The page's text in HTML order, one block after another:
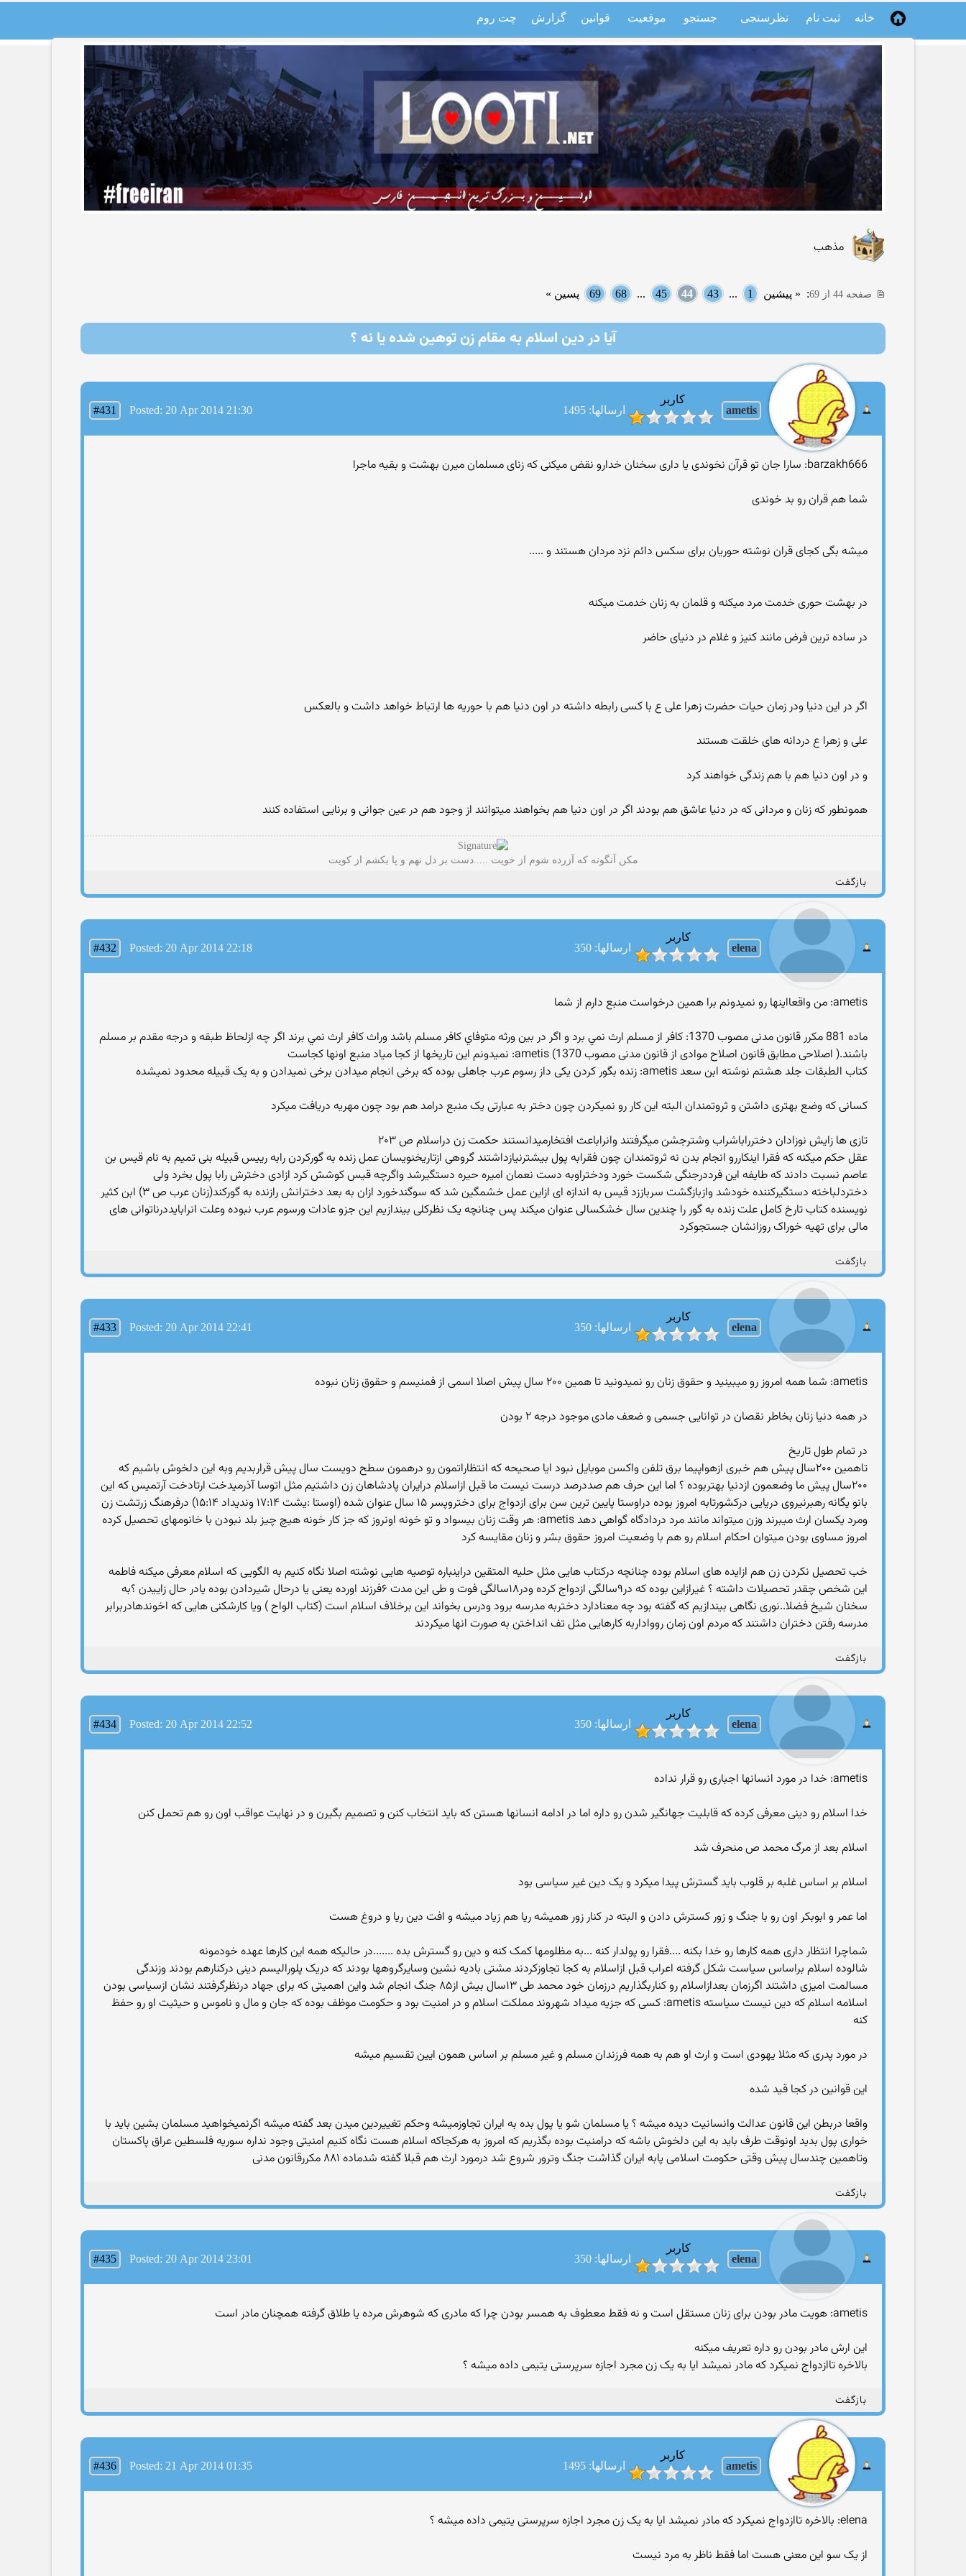
خانه ثبت نام نظرسنجی جستجو موقعیت قوانین گزارش چت روم
مذهب
صفحه 44 از 69 : « پیشین 1
...
43
44
45
...
68
69 پسین »
آیا در دین اسلام به مقام زن توهین شده یا نه ؟
ametis
کاربر
ارسالها: 1495
#431 Posted: 20 Apr 2014 21:30
barzakh666: سارا جان تو قرآن نخوندی یا داری سخنان خدارو نقض میکنی که زنای مسلمان میرن بهشت و بقیه ماجرا
شما هم قران رو بد خوندی
میشه بگی کجای قران نوشته حوریان برای سکس دائم نزد مردان هستند و .....
در بهشت حوری خدمت مرد میکنه و قلمان به زنان خدمت میکنه
در ساده ترین فرض مانند کنیز و غلام در دنیای حاضر
اگر در این دنیا ودر زمان حیات حضرت زهرا علی ع با کسی رابطه داشته در اون دنیا هم با حوریه ها ارتباط خواهد داشت و بالعکس
علی و زهرا ع دردانه های خلقت هستند
و در اون دنیا هم با هم زندگی خواهند کرد
همونطور که زنان و مردانی که در دنیا عاشق هم بودند اگر در اون دنیا هم بخواهند میتوانند از وجود هم در عین جوانی و برنایی استفاده کنند
مکن آنگونه که آزرده شوم از خویت .....دست بر دل نهم و پا بکشم از کویت
بازگفت
elena
کاربر
ارسالها: 350
#432 Posted: 20 Apr 2014 22:18
ametis: من واقعااینها رو نمیدونم برا همین درخواست منبع دارم از شما
ماده 881 مکرر قانون مدنی مصوب 1370: كافر از مسلم ارث نمي برد و اگر در بين ورثه متوفاي كافر مسلم باشد وراث كافر ارث نمي برند اگر چه ازلحاظ طبقه و درجه مقدم بر مسلم
باشند.( اصلاحی مطابق قانون اصلاح موادی از قانون مدنی مصوب 1370) ametis: نمیدونم این تاریخها از کجا میاد منبع اونها کجاست
کتاب الطبقات جلد هشتم نوشته ابن سعد ametis: زنده بگور کردن یکی داز رسوم عرب جاهلی بوده که برخی انجام میدادن برخی نمیدادن و به یک قبیله محدود نمیشده
کسانی که وضع بهتری داشتن و ثروتمندان البته این کار رو نمیکردن چون دختر به عبارتی یک منبع درامد هم بود چون مهریه دریافت میکرد
تازی ها زایش نوزادان دخترراباشراب وشترجشن میگرفتند وانراباعث افتخارمیدانستند حکمت زن دراسلام ص ۲۰۳
عقل حکم میکنه که فقرا اینکاررو انجام بدن نه ثروتمندان چون فقرابه پول بیشترنیازداشتند گروهی ازتاریخنویسان عمل زنده به گورکردن رابه رییس قبیله بنی تمیم به نام قیس بن
عاصم نسبت دادند که طایفه این فرددرجنگی شکست خورد ودختراوبه دست نعمان امیره حیره دستگیرشد واگرچه قیس کوشش کرد ازادی دخترش رابا پول بخرد ولی
دختردلباخته دستگیرکننده خودشد وازبازگشت سرباززد قیس به اندازه ای ازاین عمل خشمگین شد که سوگندخورد ازان به بعد دخترانش رازنده به گورکند(زنان عرب ص ۳) ابن کثیر
نویسنده کتاب تارخ کامل علت زنده به گور را چندین سال خشکسالی عنوان میکند پس چنانچه یک نظرکلی بیندازیم این جزو عادات ورسوم عرب نبوده وعلت انرابایددرناتوانی های
مالی برای تهیه خوراک روزانشان جستجوکرد
بازگفت
elena
کاربر
ارسالها: 350
#433 Posted: 20 Apr 2014 22:41
ametis: شما همه امروز رو میبینید و حقوق زنان رو نمیدونید تا همین ۲۰۰ سال پیش اصلا اسمی از فمنیسم و حقوق زنان نبوده
در همه دنیا زنان بخاطر نقصان در توانایی جسمی و ضعف مادی موجود درجه ۲ بودن
در تمام طول تاریخ
تاهمین ۲۰۰سال پیش هم خبری ازهواپیما برق تلفن واکسن موبایل نبود ایا صحیحه که انتظاراتمون رو درهمون سطح دویست سال پیش قراربدیم وبه این دلخوش باشیم که
۲۰۰سال پیش ما وضعمون ازدنیا بهتربوده ؟ اما این حرف هم صددرصد درست نیست ما قبل ازاسلام درایران پادشاهان زن داشتیم مثل اتوسا آذرمیدخت ارتادخت آرتمیس که این
بانو یگانه رهبرنیروی دریایی درکشورتابه امروز بوده دراوستا پایین ترین سن برای ازدواج برای دختروپسر ۱۵ سال عنوان شده (اوستا :یشت ۱۷:۱۴ وندیداد ۱۵:۱۴) درفرهنگ زرتشت زن
ومرد یکسان ارث میبرند وزن میتواند مانند مرد دردادگاه گواهی دهد ametis: هر وقت زنان بیسواد و تو خونه اونروز که جز کار خونه هیچ چیز بلد نبودن با خانومهای تحصیل کرده
امروز مساوی بودن میتوان احکام اسلام رو هم با وضعیت امروز حقوق بشر و زنان مقایسه کرد
خب تحصیل نکردن زن هم ازایده های اسلام بوده چنانچه درکتاب هایی مثل حلیه المتقین دراینباره توصیه هایی نوشته اصلا نگاه کنیم به الگویی که اسلام معرفی میکنه فاطمه
این شخص چقدر تحصیلات داشته ؟ غیرازاین بوده که در۹سالگی ازدواج کرده ودر۱۸سالگی فوت و طی این مدت ۶فرزند اورده یعنی یا درحال شیردادن بوده یادر حال زاییدن ؟به
سخنان شیخ فضلا..نوری نگاهی بیندازیم که گفته بود چه معنادارد دختربه مدرسه برود ودرس بخواند این برخلاف اسلام است (کتاب الواح ) ویا کارشکنی هایی که اخوندهادربرابر
مدرسه رفتن دختران داشتند که مردم اون زمان روواداربه کارهایی مثل تف انداختن به صورت انها میکردند
بازگفت
elena
کاربر
ارسالها: 350
#434 Posted: 20 Apr 2014 22:52
ametis: خدا در مورد انسانها اجباری رو قرار نداده
خدا اسلام رو دینی معرفی کرده که قابلیت جهانگیر شدن رو داره اما در ادامه انسانها هستن که باید انتخاب کنن و تصمیم بگیرن و در نهایت عواقب اون رو هم تحمل کنن
اسلام بعد از مرگ محمد ص منحرف شد
اسلام بر اساس غلبه بر قلوب باید گسترش پیدا میکرد و یک دین غیر سیاسی بود
اما عمر و ابوبکر اون رو با جنگ و زور کسترش دادن و البته در کنار زور همیشه ریا هم زیاد میشه و افت دین ریا و دروغ هست
شماچرا انتظار داری همه کارها رو خدا بکنه ....فقرا رو پولدار کنه ...به مظلومها کمک کنه و دین رو گسترش بده .......در حالیکه همه این کارها عهده خودمونه
شالوده اسلام براساس سیاست شکل گرفته اعراب قبل ازاسلام به کجا تجاوزکردند مشتی بادیه نشین وسایرگروهها بودند که دریک پلورالیسم دینی درکنارهم بودند وزندگی
مسالمت امیزی داشتند اگرزمان بعدازاسلام رو کناربگذاریم درزمان خود محمد طی ۱۳سال بیش از۸۵ جنگ انجام شد واین اهمیتی که برای جهاد درنظرگرفتند نشان ازسیاسی بودن
اسلامه اسلام که دین نیست سیاسته ametis: کسی که جزیه میداد شهروند مملکت اسلام و در امنیت بود و حکومت موظف بوده که جان و مال و ناموس و حیثیت او رو حفظ
کنه
در مورد پدری که مثلا یهودی است و ارث او هم به همه فرزندان مسلم و غیر مسلم بر اساس همون ایین تقسیم میشه
این قوانین در کجا قید شده
واقعا دربطن این قانون عدالت وانسانیت دیده میشه ؟ یا مسلمان شو یا پول بده به ایران تجاوزمیشه وحکم تغییردین میدن بعد گفته میشه اگرنمیخواهید مسلمان بشین باید با
خواری پول بدید اونوقت طرف باید به این دلخوش باشه که درامنیت بوده بگذریم که امروز به هرکجاکه اسلام هست نگاه کنیم امنیتی وجود نداره سوریه فلسطین عراق پاکستان
وتاهمین چندسال پیش وقتی حکومت اسلامی پابه ایران گذاشت جنگ وترور شروع شد درمورد ارث هم قبلا گفته شدماده ۸۸۱ مکررقانون مدنی
بازگفت
elena
کاربر
ارسالها: 350
#435 Posted: 20 Apr 2014 23:01
ametis: هویت مادر بودن برای زنان مستقل است و نه فقط معطوف به همسر بودن چرا که مادری که شوهرش مرده یا طلاق گرفته همچنان مادر است
این ارش مادر بودن رو داره تعریف میکنه
بالاخره تاازدواج نمیکرد که مادر نمیشد ایا به یک زن مجرد اجازه سرپرستی یتیمی داده میشه ؟
بازگفت
ametis
کاربر
ارسالها: 1495
#436 Posted: 21 Apr 2014 01:35
elena: بالاخره تاازدواج نمیکرد که مادر نمیشد ایا به یک زن مجرد اجازه سرپرستی یتیمی داده میشه ؟
از یک سو این معنی هست اما فقط ناظر به مرد نیست